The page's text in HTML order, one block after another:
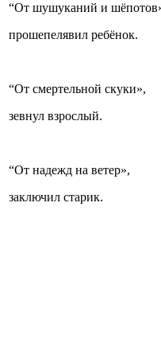
“От шушуканий и
прошепелявил ребёнок.
“От смертельной скуки»,
зевнул взрослый.
“От надежд на ветер»,
заключил старик.